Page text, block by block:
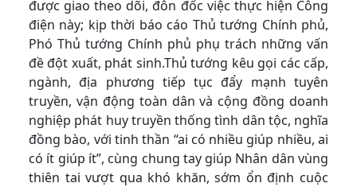
được giao theo dõi, đôn đốc việc thực hiện Công
điện này; kịp thời báo cáo Thủ tướng Chính phủ,
Phó Thủ tướng Chính phủ phụ trách những vấn
đề đột xuất, phát sinh.Thủ tướng kêu gọi các cấp,
ngành, địa phương tiếp tục đẩy mạnh tuyên
truyền, vận động toàn dân và cộng đồng doanh
nghiệp phát huy truyền thống tình dân tộc, nghĩa
đồng bào, với tinh thần “ai có nhiều giúp nhiều, ai
có ít giúp ít”, cùng chung tay giúp Nhân dân vùng
thiên tai vượt qua khó khăn, sớm ổn định cuộc